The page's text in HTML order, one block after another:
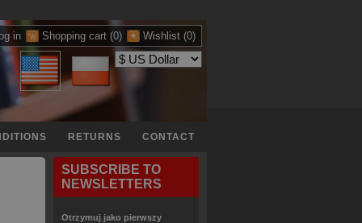
in Shopping cart (0) Wishlist (0)
RETURNS CONTACT
SUBSCRIBE TO
NEWSLETTERS
Otrzymuj jako pierwszy